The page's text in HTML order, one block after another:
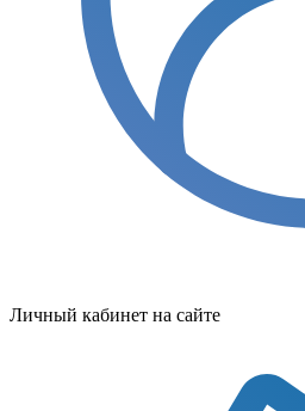
Личный кабинет на сайте